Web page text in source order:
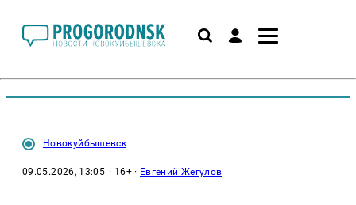
Новокуйбышевск
09.05.2026, 13:05 · 16+ · Евгений Жегулов